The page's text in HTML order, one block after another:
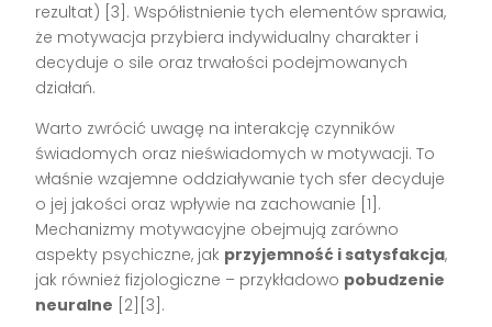
rezultat) [3] . Współistnienie tych elementów sprawia,
że motywacja przybiera indywidualny charakter i
decyduje o sile oraz trwałości podejmowanych
działań.
Warto zwrócić uwagę na interakcję czynników
świadomych oraz nieświadomych w motywacji. To
właśnie wzajemne oddziaływanie tych sfer decyduje
o jej jakości oraz wpływie na zachowanie [1] .
Mechanizmy motywacyjne obejmują zarówno
aspekty psychiczne, jak przyjemność i satysfakcja,
jak również fizjologiczne – przykładowo pobudzenie
neuralne [2][3] .